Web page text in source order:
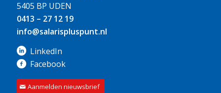
5405 BP UDEN
0413 – 27 12 19
info@salarispluspunt.nl
LinkedIn
Facebook
Aanmelden nieuwsbrief